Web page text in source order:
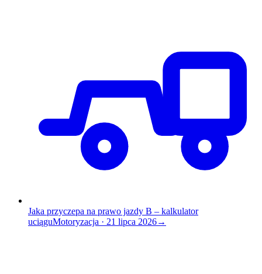
Jaka przyczepa na prawo jazdy B – kalkulator
uciąguMotoryzacja · 21 lipca 2026→